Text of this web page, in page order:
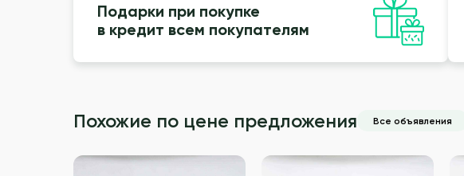
Подарки при покупке
в кредит всем покупателям
Похожие по цене предложения Все объявления